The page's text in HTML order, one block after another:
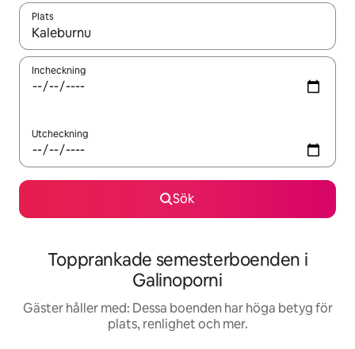
Plats
När resultaten är tillgängliga kan du navigera med upp- och
Incheckning
Utcheckning
Sök
Topprankade semesterboenden i
Galinoporni
Gäster håller med: Dessa boenden har höga betyg för
plats, renlighet och mer.